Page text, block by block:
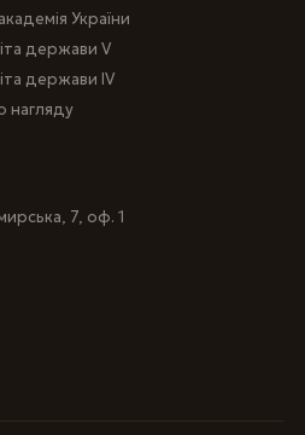
України
держави V
держави IV
нагляду
7, оф. 1